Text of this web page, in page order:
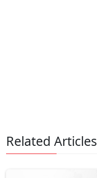
Related Articles